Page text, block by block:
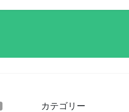
カテゴリー